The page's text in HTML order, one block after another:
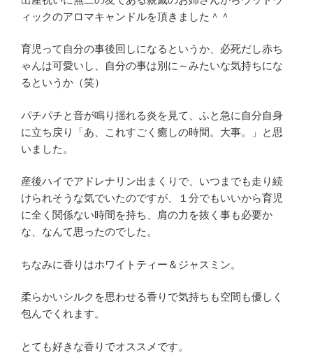
ィックのアロマキャンドルを頂きました＾＾
育児って自分の事後回しになるというか、必死だし赤ち
ゃんは可愛いし、自分の事は別に～みたいな気持ちにな
るというか（笑）
パチパチと音が鳴り揺れる炎を見て、ふと急に自分自身
に立ち戻り「あ、これすごく癒しの時間。大事。」と思
いました。
産後ハイでアドレナリン出まくりで、いつまでも走り続
けられそうな気でいたのですが、１分でもいいから育児
に全く関係ない時間を持ち、肩の力を抜く事も必要か
な、なんて思ったのでした。
ちなみに香りはホワイトティー＆ジャスミン。
柔らかいシルクを思わせる香りで気持ちも空間も優しく
包んでくれます。
とても好きな香りでオススメです。